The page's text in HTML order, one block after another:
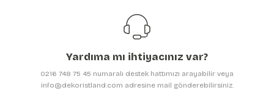
Ürün resmi kalitesiz, bozuk veya görüntülenemiyor.
Ürün bilgilerinde hatalar bulunuyor.
Yardıma mı ihtiyacınız var?
0216 748 75 45 numaralı destek hattımızı arayabilir veya
info@dekoristland.com adresine mail gönderebilirsiniz.